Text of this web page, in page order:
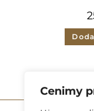
Cenimy